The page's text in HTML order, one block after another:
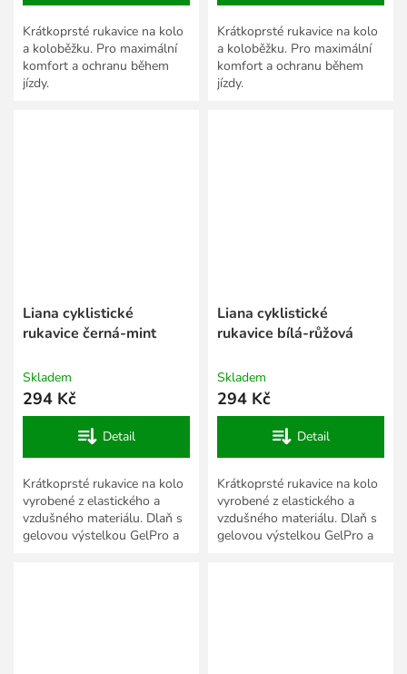
Krátkoprsté rukavice na kolo
a koloběžku. Pro maximální
komfort a ochranu během
jízdy.
Krátkoprsté rukavice na kolo
a koloběžku. Pro maximální
komfort a ochranu během
jízdy.
Liana cyklistické
rukavice černá-mint
Skladem
294 Kč
Detail
Krátkoprsté rukavice na kolo
vyrobené z elastického a
vzdušného materiálu. Dlaň s
gelovou výstelkou GelPro a
Liana cyklistické
rukavice bílá-růžová
Skladem
294 Kč
Detail
Krátkoprsté rukavice na kolo
vyrobené z elastického a
vzdušného materiálu. Dlaň s
gelovou výstelkou GelPro a